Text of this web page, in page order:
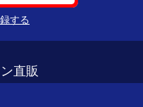
する
直販